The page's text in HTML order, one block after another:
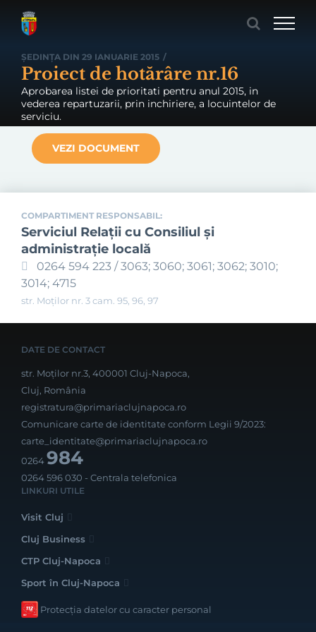
ȘEDINȚA DIN 29 IANUARIE 2015 /
Proiect de hotărâre nr.16
Aprobarea listei de prioritati pentru anul 2015, in
vederea repartuzarii, prin inchiriere, a locuintelor de
serviciu.
VEZI DOCUMENT
COMPARTIMENT RESPONSABIL:
Serviciul Relaţii cu Consiliul şi
administraţie locală
0264 594 223 / 3063; 3060; 3061; 3062; 3010;
3014; 4715
str. Moților nr. 3 cam. 95, 96, 97
DATE DE CONTACT
str. Moților nr.3, 400001 Cluj-Napoca,
Cluj, România
registratura@primariaclujnapoca.ro
Comunicare carte de identitate conform Legii 9/2023:
carte_identitate@primariaclujnapoca.ro
0264984
0264 596 030 - Centrala telefonica
LINKURI UTILE
Visit Cluj
Cluj Business
CTP Cluj-Napoca
Sport în Cluj-Napoca
Protecția datelor cu caracter personal